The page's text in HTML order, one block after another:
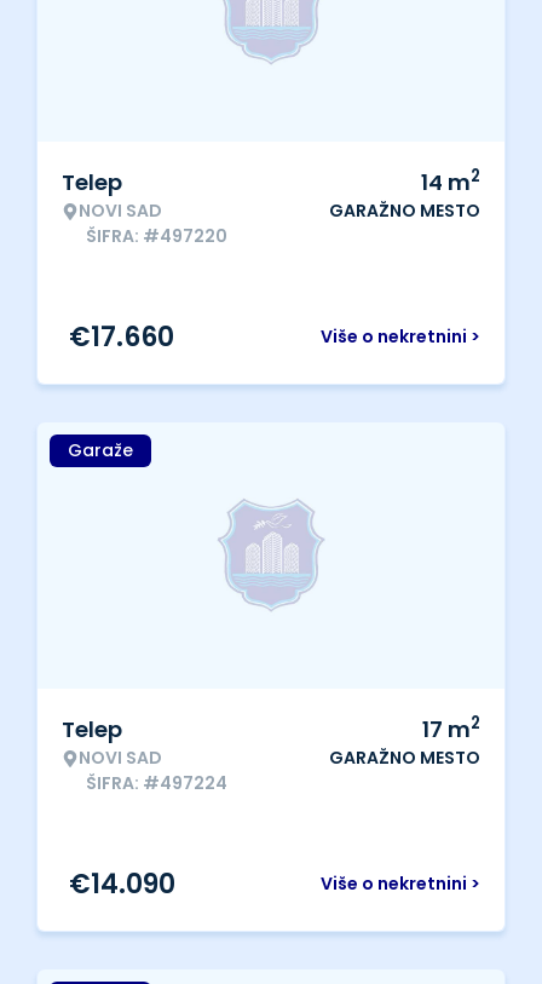
Telep
NOVI SAD
ŠIFRA: #497220
14 m2
GARAŽNO MESTO
Više o nekretnini >
€17.660
Garaže
Telep
NOVI SAD
ŠIFRA: #497224
17 m2
GARAŽNO MESTO
Više o nekretnini >
€14.090